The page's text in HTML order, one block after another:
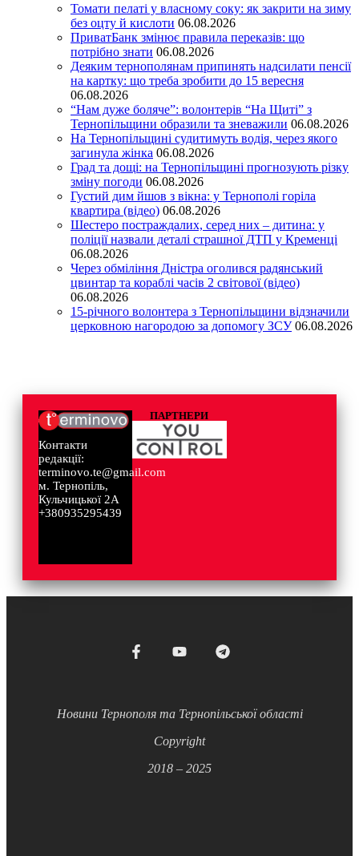
Томати пелаті у власному соку: як закрити на зиму
без оцту й кислоти 06.08.2026
ПриватБанк змінює правила переказів: що
потрібно знати 06.08.2026
Деяким тернополянам припинять надсилати пенсії
на картку: що треба зробити до 15 вересня
06.08.2026
“Нам дуже боляче”: волонтерів “На Щиті” з
Тернопільщини образили та зневажили 06.08.2026
На Тернопільщині судитимуть водія, через якого
загинула жінка 06.08.2026
Град та дощі: на Тернопільщині прогнозують різку
зміну погоди 06.08.2026
Густий дим йшов з вікна: у Тернополі горіла
квартира (відео) 06.08.2026
Шестеро постраждалих, серед них – дитина: у
поліції назвали деталі страшної ДТП у Кременці
06.08.2026
Через обміління Дністра оголився радянський
цвинтар та кораблі часів 2 світової (відео)
06.08.2026
15-річного волонтера з Тернопільщини відзначили
церковною нагородою за допомогу ЗСУ 06.08.2026
Контакти
редакції:
terminovo.te@gmail.com
м. Тернопіль,
Кульчицької 2А
+380935295439
ПАРТНЕРИ
Новини Тернополя та Тернопільської області
Copyright
2018 – 2025